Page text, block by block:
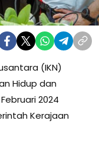
(IKN)
Hidup dan
2024
Kerajaan